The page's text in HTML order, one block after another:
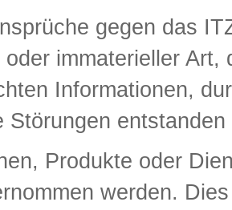
gegen das
oder immaterieller
Informationen,
Störungen
Produkte oder
werden.